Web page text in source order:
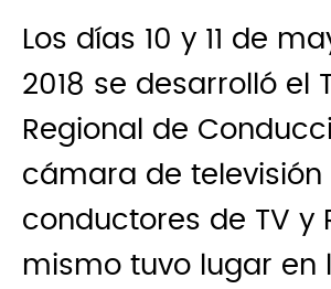
Los días 10 y 11 de
2018 se desarrolló el
Regional de
cámara de televisión
conductores de TV y
mismo tuvo lugar en